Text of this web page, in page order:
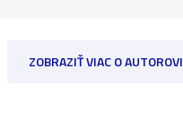
ZOBRAZIŤ VIAC O AUTOROVI